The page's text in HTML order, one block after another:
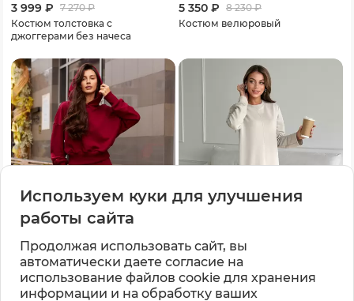
Используем куки для улучшения
работы сайта
Продолжая использовать сайт, вы
автоматически даете согласие на
использование файлов cookie для хранения
информации и на обработку ваших
3 999 ₽ 7 270₽
Костюм толстовка с
джоггерами без начеса
5 350 ₽ 8 230₽
Костюм велюровый
-30%
5 425 ₽ 7 750₽
Костюм спортивный без начеса
-40%
2 820 ₽ 4 700₽
Платье трикотажное длинное с